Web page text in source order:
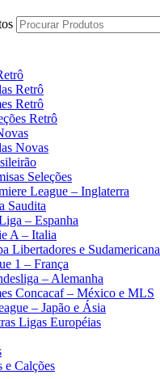
Retrô
Retrô
Retrô
Novas
Seleções
League – Inglaterra
Saudita
– Espanha
A – Italia
Libertadores e Sudamericana
1 – França
– Alemanha
Concacaf – México e MLS
– Japão e Ásia
Ligas Européias
e Calções